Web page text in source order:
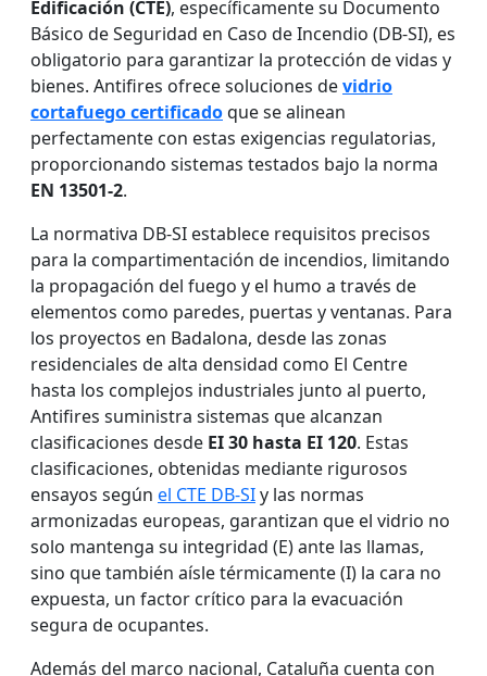
Edificación (CTE), específicamente su Documento
Básico de Seguridad en Caso de Incendio (DB-SI), es
obligatorio para garantizar la protección de vidas y
bienes. Antifires ofrece soluciones devidrio
cortafuego certificadoque se alinean
perfectamente con estas exigencias regulatorias,
proporcionando sistemas testados bajo la norma
EN 13501-2.
La normativa DB-SI establece requisitos precisos
para la compartimentación de incendios, limitando
la propagación del fuego y el humo a través de
elementos como paredes, puertas y ventanas. Para
los proyectos en Badalona, desde las zonas
residenciales de alta densidad como El Centre
hasta los complejos industriales junto al puerto,
Antifires suministra sistemas que alcanzan
clasificaciones desde EI 30 hasta EI 120. Estas
clasificaciones, obtenidas mediante rigurosos
ensayos según el CTE DB-SIy las normas
armonizadas europeas, garantizan que el vidrio no
solo mantenga su integridad (E) ante las llamas,
sino que también aísle térmicamente (I) la cara no
expuesta, un factor crítico para la evacuación
segura de ocupantes.
Además del marco nacional, Cataluña cuenta con